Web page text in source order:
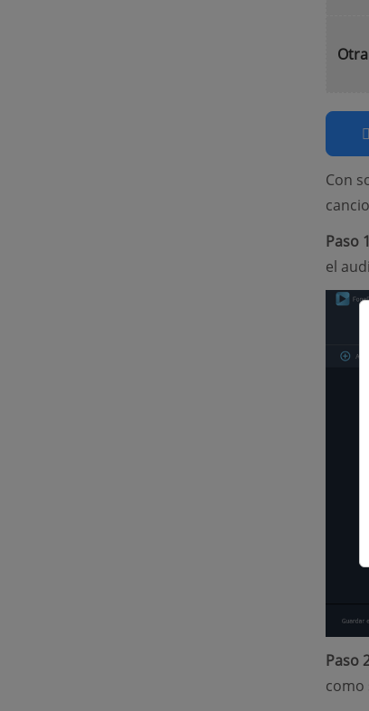
Otra
Con
Paso
el
Paso
como